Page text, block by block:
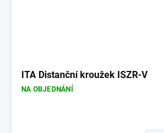
ITA Distanční kroužek ISZR-V
NA OBJEDNÁNÍ